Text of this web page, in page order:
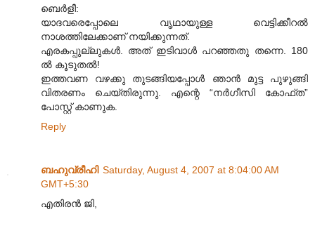
ബെര്‍ളീ:
യാദവരെപ്പോലെ വൃഥായുള്ള വെട്ടിക്കീറല്‍
നാശത്തിലേക്കാണ് നയിക്കുന്നത്.
എരകപ്പുല്ലുകള്‍. അത് ഇടിവാള്‍ പറഞ്ഞതു തന്നെ. 180
ല്‍ കൂടുതല്‍!
ഇത്തവണ വഴക്കു തുടങ്ങിയപ്പോള്‍ ഞാന്‍ മുട്ട പുഴുങ്ങി
വിതരണം ചെയ്തിരുന്നു. എന്റെ “നര്‍ഗീസി കോഫ്ത”
പോസ്റ്റ് കാണുക.
Reply
ബഹുവ്രീഹി Saturday, August 4, 2007 at 8:04:00 AM
GMT+5:30
എതിരന്‍ ജി,